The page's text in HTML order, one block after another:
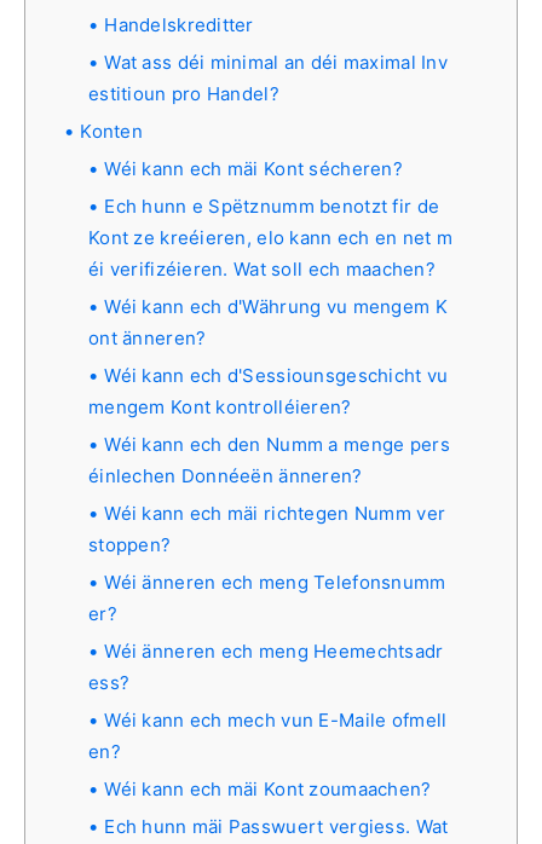
Handelskreditter
Wat ass déi minimal an déi maximal Inv
estitioun pro Handel?
Konten
Wéi kann ech mäi Kont sécheren?
Ech hunn e Spëtznumm benotzt fir de
Kont ze kreéieren, elo kann ech en net m
éi verifizéieren. Wat soll ech maachen?
Wéi kann ech d'Währung vu mengem K
ont änneren?
Wéi kann ech d'Sessiounsgeschicht vu
mengem Kont kontrolléieren?
Wéi kann ech den Numm a menge pers
éinlechen Donnéeën änneren?
Wéi kann ech mäi richtegen Numm ver
stoppen?
Wéi änneren ech meng Telefonsnumm
er?
Wéi änneren ech meng Heemechtsadr
ess?
Wéi kann ech mech vun E-Maile ofmell
en?
Wéi kann ech mäi Kont zoumaachen?
Ech hunn mäi Passwuert vergiess. Wat